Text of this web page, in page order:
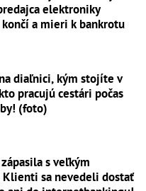
elektroniky
a mieri k bankrotu
diaľnici, kým stojíte v
pracujú cestári počas
(foto)
s veľkým
Klienti sa nevedeli dostať